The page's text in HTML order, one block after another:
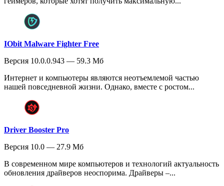
IObit Malware Fighter Free
Версия 10.0.0.943 — 59.3 Мб
Интернет и компьютеры являются неотъемлемой частью
нашей повседневной жизни. Однако, вместе с ростом...
Driver Booster Pro
Версия 10.0 — 27.9 Мб
В современном мире компьютеров и технологий актуальность
обновления драйверов неоспорима. Драйверы –...